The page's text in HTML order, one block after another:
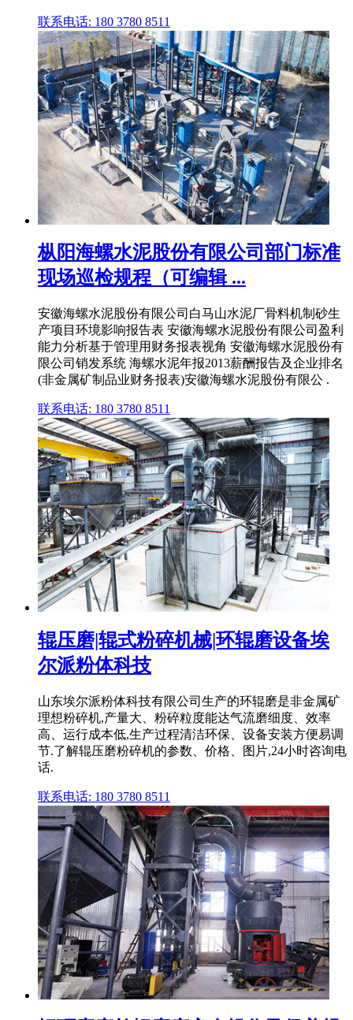
联系电话: 180 3780 8511
枞阳海螺水泥股份有限公司部门标准
现场巡检规程（可编辑 ...
安徽海螺水泥股份有限公司白马山水泥厂骨料机制砂生
产项目环境影响报告表 安徽海螺水泥股份有限公司盈利
能力分析基于管理用财务报表视角 安徽海螺水泥股份有
限公司销发系统 海螺水泥年报2013薪酬报告及企业排名
(非金属矿制品业财务报表)安徽海螺水泥股份有限公 .
联系电话: 180 3780 8511
辊压磨|辊式粉碎机械|环辊磨设备埃
尔派粉体科技
山东埃尔派粉体科技有限公司生产的环辊磨是非金属矿
理想粉碎机,产量大、粉碎粒度能达气流磨细度、效率
高、运行成本低,生产过程清洁环保、设备安装方便易调
节.了解辊压磨粉碎机的参数、价格、图片,24小时咨询电
话.
联系电话: 180 3780 8511